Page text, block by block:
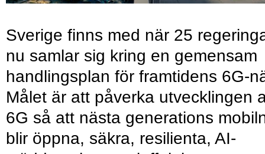
Sverige finns med när 25
nu samlar sig kring en gemensam
handlingsplan för framtidens 6G-
Målet är att påverka utvecklingen
6G så att nästa generations
blir öppna, säkra, resilienta, AI-